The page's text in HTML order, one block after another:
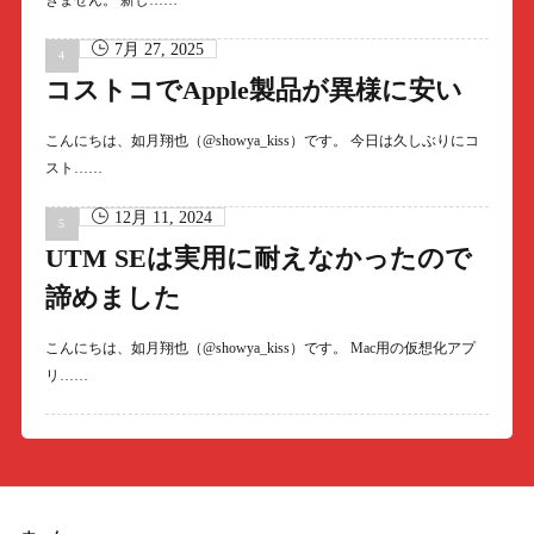
7月 27, 2025
コストコでApple製品が異様に安い
こんにちは、如月翔也（@showya_kiss）です。 今日は久しぶりにコ
スト……
12月 11, 2024
UTM SEは実用に耐えなかったので
諦めました
こんにちは、如月翔也（@showya_kiss）です。 Mac用の仮想化アプ
リ……